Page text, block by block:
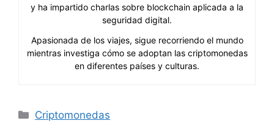
y ha impartido charlas sobre blockchain aplicada a la
seguridad digital.
Apasionada de los viajes, sigue recorriendo el mundo
mientras investiga cómo se adoptan las criptomonedas
en diferentes países y culturas.
Categorías
Criptomonedas